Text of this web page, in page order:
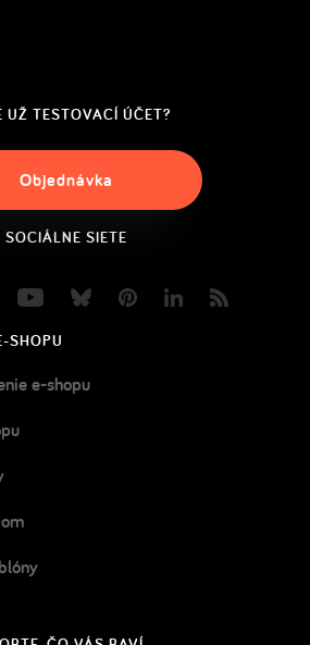
UŽ TESTOVACÍ ÚČET?
Objednávka
SOCIÁLNE SIETE
Twitter YoutubeBlueskyPinterestLinkedIn
SHOPU
e-shopu